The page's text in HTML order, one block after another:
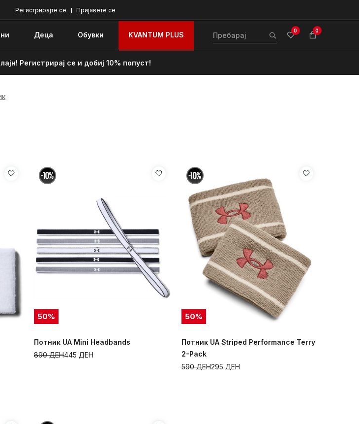
Пријавете се
Регистрирајте се
Децa Обувки KVANTUM PLUS 0 0
Регистрирај се и добиј 10% попуст!
50%
Потник UA Mini Headbands
445 ДЕН
890ДЕН
50%
Потник UA Striped Performance Terry
2-Pack
295 ДЕН
590ДЕН